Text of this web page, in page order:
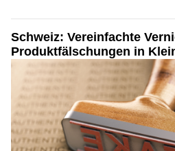
Schweiz: Vereinfachte
Produktfälschungen in